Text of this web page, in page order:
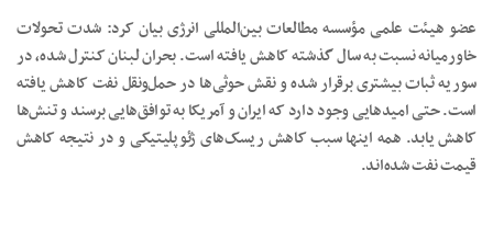
عضو هیئت علمی مؤسسه مطالعات بین‌المللی انرژی بیان کرد: شدت تحولات
خاورمیانه نسبت به سال گذشته کاهش یافته است. بحران لبنان کنترل شده، در
سوریه ثبات بیشتری برقرار شده و نقش حوثی‌ها در حمل‌ونقل نفت کاهش یافته
است. حتی امیدهایی وجود دارد که ایران و آمریکا به توافق‌هایی برسند و تنش‌ها
کاهش یابد. همه اینها سبب کاهش ریسک‌های ژئوپلیتیکی و در نتیجه کاهش
قیمت نفت شده‌اند.